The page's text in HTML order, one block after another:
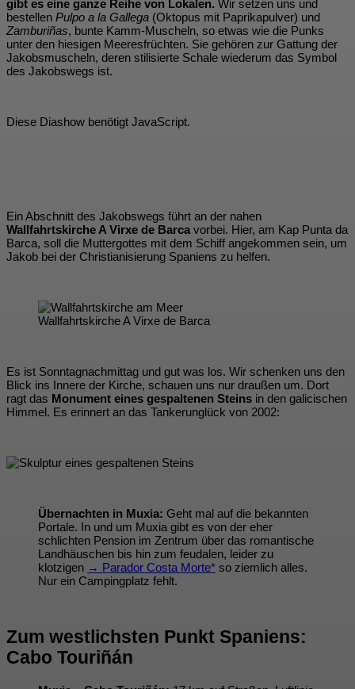
gibt es eine ganze Reihe von Lokalen. Wir setzen uns und
bestellen Pulpo a la Gallega (Oktopus mit Paprikapulver) und
Zamburiñas, bunte Kamm-Muscheln, so etwas wie die Punks
unter den hiesigen Meeresfrüchten. Sie gehören zur Gattung der
Jakobsmuscheln, deren stilisierte Schale wiederum das Symbol
des Jakobswegs ist.
Diese Diashow benötigt JavaScript.
Ein Abschnitt des Jakobswegs führt an der nahen
Wallfahrtskirche A Virxe de Barca vorbei. Hier, am Kap Punta da
Barca, soll die Muttergottes mit dem Schiff angekommen sein, um
Jakob bei der Christianisierung Spaniens zu helfen.
Wallfahrtskirche A Virxe de Barca
Es ist Sonntagnachmittag und gut was los. Wir schenken uns den
Blick ins Innere der Kirche, schauen uns nur draußen um. Dort
ragt das Monument eines gespaltenen Steins in den galicischen
Himmel. Es erinnert an das Tankerunglück von 2002:
Übernachten in Muxia: Geht mal auf die bekannten
Portale. In und um Muxia gibt es von der eher
schlichten Pension im Zentrum über das romantische
Landhäuschen bis hin zum feudalen, leider zu
klotzigen → Parador Costa Morte* so ziemlich alles.
Nur ein Campingplatz fehlt.
Zum westlichsten Punkt Spaniens:
Cabo Touriñán